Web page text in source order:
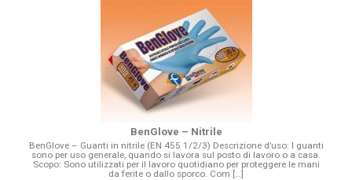
BenGlove – Nitrile
BenGlove – Guanti in nitrile (EN 455 1/2/3) Descrizione d’uso: I guanti
sono per uso generale, quando si lavora sul posto di lavoro o a casa.
Scopo: Sono utilizzati per il lavoro quotidiano per proteggere le mani
da ferite o dallo sporco. Com […]